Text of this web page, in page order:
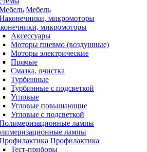
Мебель
микромоторы
Аксессуары
Моторы пневмо (воздушные)
Моторы электрические
Прямые
Смазка, очистка
Турбинные
Турбинные с подсветкой
Угловые
Угловые повышающие
Угловые с подсветкой
лампы
Профилактика
Тест-приборы